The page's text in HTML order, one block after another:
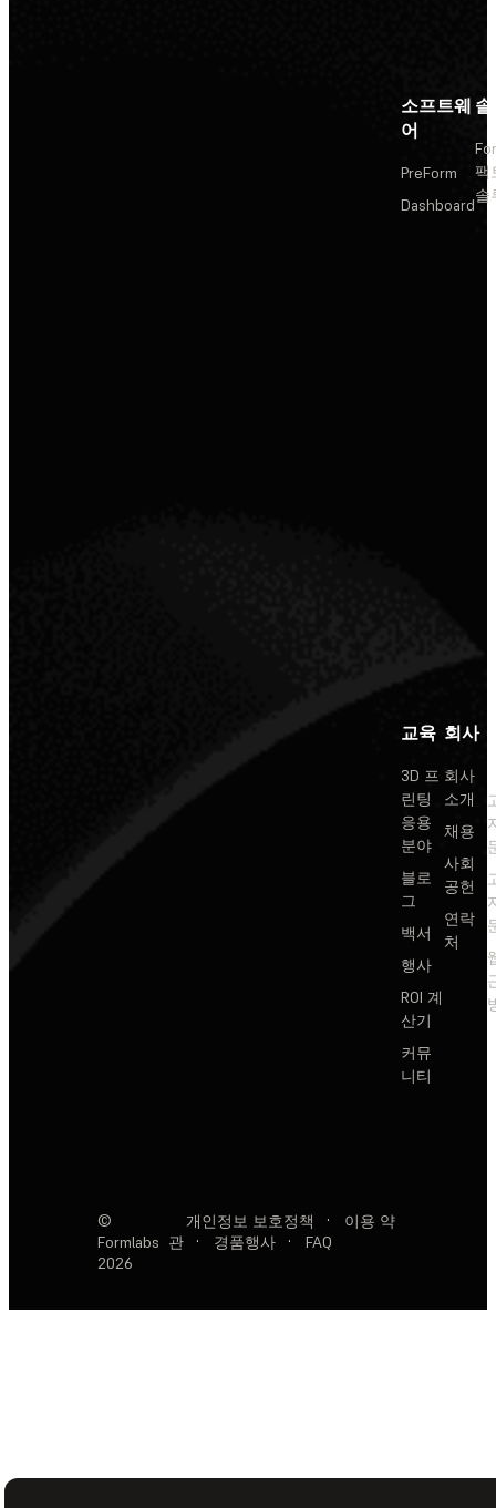
소프트웨
어
PreForm
Dashboard
팩
솔
교육
3D 프
린팅
응용
분야
블로
그
백서
행사
ROI 계
산기
커뮤
니티
회사
회사
소개
채용
사회
공헌
연락
처
©
Formlabs
2026
개인정보 보호정책 ·
이용 약
관
· 경품행사 · FAQ